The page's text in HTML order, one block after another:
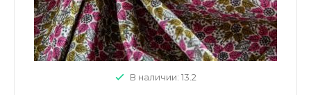
В наличии: 13.2